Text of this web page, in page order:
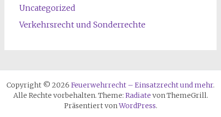
Uncategorized
Verkehrsrecht und Sonderrechte
Copyright © 2026 Feuerwehrrecht – Einsatzrecht und mehr.
Alle Rechte vorbehalten. Theme: Radiate von ThemeGrill.
Präsentiert vonWordPress.